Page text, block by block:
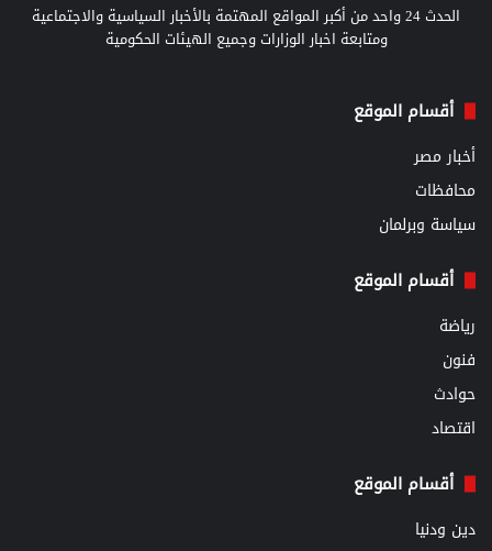
الحدث 24 واحد من أكبر المواقع المهتمة بالأخبار السياسية والاجتماعية
ومتابعة اخبار الوزارات وجميع الهيئات الحكومية
أقسام الموقع
أخبار مصر
محافظات
سياسة وبرلمان
أقسام الموقع
رياضة
فنون
حوادث
اقتصاد
أقسام الموقع
دين ودنيا